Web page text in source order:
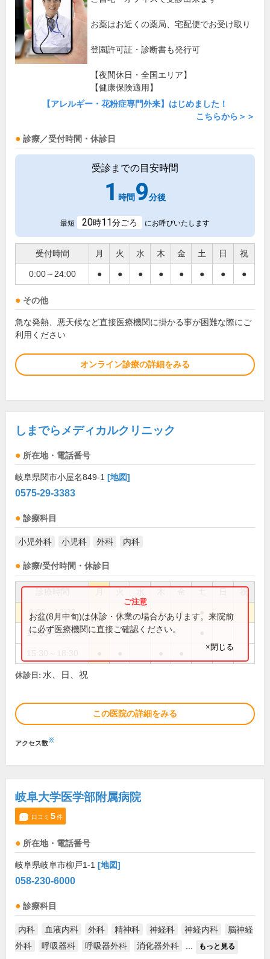
お薬はお近くの薬局、宅配便でお受け取り
登園許可証・診断書も発行可
【夜間休日・全国エリア】
【健康保険適用】
【アレルギー・花粉症専門外来】はじめました！
こちらから＞＞
診療／受付時間・休診日
受診までの目安時間
1 時間 9分後
最短 20時11分ごろ にお呼びいたします
受付時間 月 火 水 木 金 土 日 祝
0:00～24:00 ● ● ● ● ● ● ● ●
その他
急な発熱、悪天候など直接医療機関に掛かる事が困難な際にご
利用ください
オンライン診療の詳細をみる
しまでらメディカルクリニック
所在地・電話番号
岐阜県関市小屋名849-1 [地図]
0575-29-3383
診療科目
小児外科 小児科 外科 内科
診療/受付時間・休診日
祝
9:00～12:30 ● ● ● ●
14:00～16:00
お盆(8月中旬)は休診・休業の場合があります。来院前
に必ず医療機関に直接ご確認ください。
×閉じる
休診日: 水、日、祝
この医院の詳細をみる
アクセス数※
岐阜大学医学部附属病院
口コミ 5件
所在地・電話番号
岐阜県岐阜市柳戸1-1 [地図]
058-230-6000
診療科目
内科 血液内科 外科 精神科 神経科 神経内科
脳神経
外科
呼吸器科 呼吸器外科 消化器外科 もっと見る